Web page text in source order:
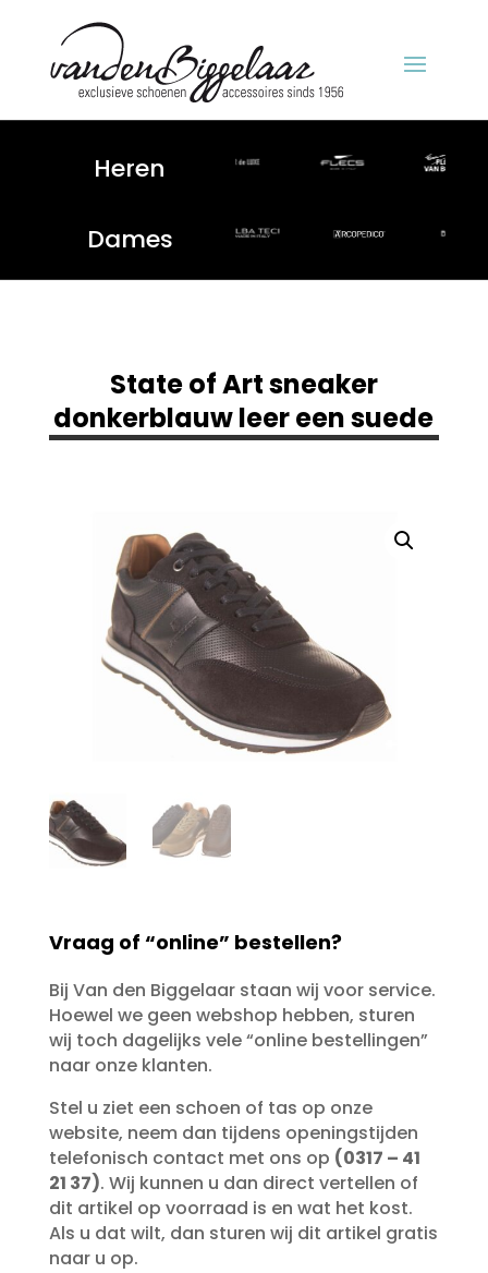
Heren
Dames
State of Art sneaker
donkerblauw leer een suede
Vraag of “online” bestellen?
Bij Van den Biggelaar staan wij voor service.
Hoewel we geen webshop hebben, sturen
wij toch dagelijks vele “online bestellingen”
naar onze klanten.
Stel u ziet een schoen of tas op onze
website, neem dan tijdens openingstijden
telefonisch contact met ons op (0317 – 41
21 37). Wij kunnen u dan direct vertellen of
dit artikel op voorraad is en wat het kost.
Als u dat wilt, dan sturen wij dit artikel gratis
naar u op.